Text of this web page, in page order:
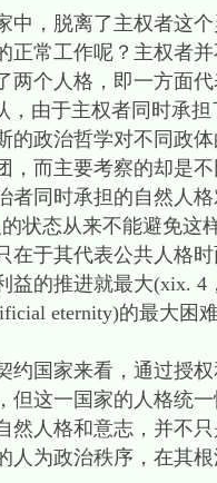
，脱离了主权者这个
正常工作呢？主权者
两个人格，即一方面
由于主权者同时承
的政治哲学对不同政
，而主要考察的却是
者同时承担的自然人
状态从来不能避免
在于其代表公共人格
益的推进就最大(xix.
eternity)的最大困
国家来看，通过授权
但这一国家的人格统
然人格和意志，并不
人为政治秩序，在其